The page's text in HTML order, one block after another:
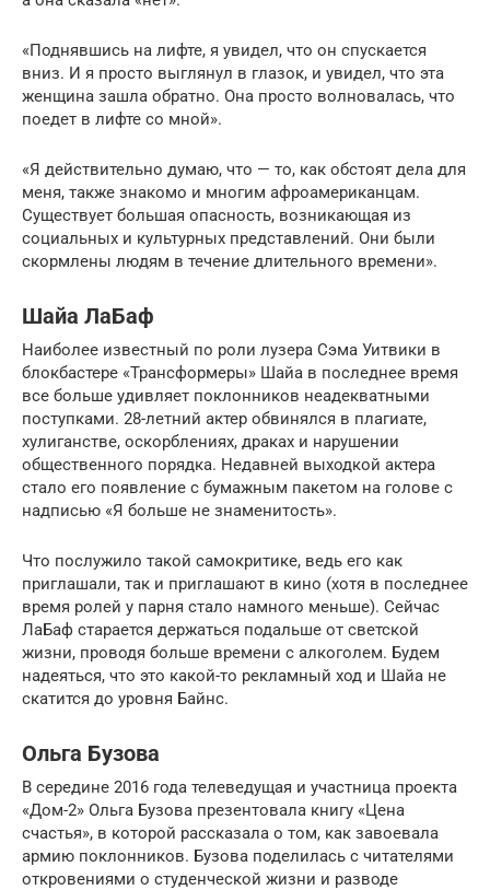
«Поднявшись на лифте, я увидел, что он спускается
вниз. И я просто выглянул в глазок, и увидел, что эта
женщина зашла обратно. Она просто волновалась, что
поедет в лифте со мной».
«Я действительно думаю, что — то, как обстоят дела для
меня, также знакомо и многим афроамериканцам.
Существует большая опасность, возникающая из
социальных и культурных представлений. Они были
скормлены людям в течение длительного времени».
Шайа ЛаБаф
Наиболее известный по роли лузера Сэма Уитвики в
блокбастере «Трансформеры» Шайа в последнее время
все больше удивляет поклонников неадекватными
поступками. 28-летний актер обвинялся в плагиате,
хулиганстве, оскорблениях, драках и нарушении
общественного порядка. Недавней выходкой актера
стало его появление с бумажным пакетом на голове с
надписью «Я больше не знаменитость».
Что послужило такой самокритике, ведь его как
приглашали, так и приглашают в кино (хотя в последнее
время ролей у парня стало намного меньше). Сейчас
ЛаБаф старается держаться подальше от светской
жизни, проводя больше времени с алкоголем. Будем
надеяться, что это какой-то рекламный ход и Шайа не
скатится до уровня Байнс.
Ольга Бузова
В середине 2016 года телеведущая и участница проекта
«Дом-2» Ольга Бузова презентовала книгу «Цена
счастья», в которой рассказала о том, как завоевала
армию поклонников. Бузова поделилась с читателями
откровениями о студенческой жизни и разводе